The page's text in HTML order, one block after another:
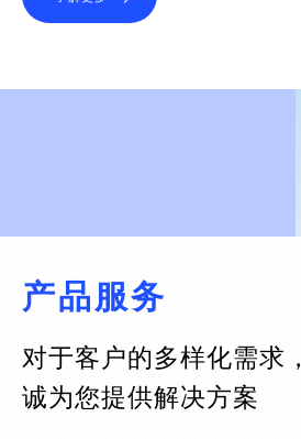
产品服务
对于客户的多样化需求，
诚为您提供解决方案